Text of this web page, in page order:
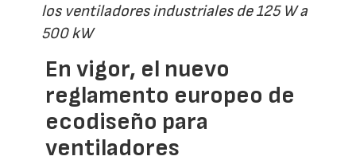
los ventiladores industriales de 125 W a
500 kW
En vigor, el nuevo
reglamento europeo de
ecodiseño para
ventiladores